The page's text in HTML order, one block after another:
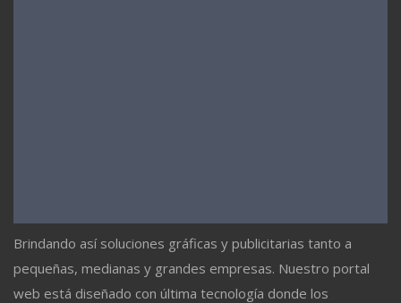
Brindando así soluciones gráficas y publicitarias tanto a
pequeñas, medianas y grandes empresas. Nuestro portal
web está diseñado con última tecnología donde los